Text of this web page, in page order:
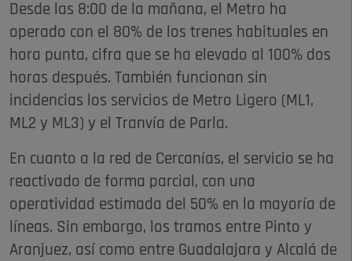
Desde las 8:00 de la mañana, el Metro ha
operado con el 80% de los trenes habituales en
hora punta, cifra que se ha elevado al 100% dos
horas después. También funcionan sin
incidencias los servicios de Metro Ligero (ML1,
ML2 y ML3) y el Tranvía de Parla.
En cuanto a la red de Cercanías, el servicio se ha
reactivado de forma parcial, con una
operatividad estimada del 50% en la mayoría de
líneas. Sin embargo, los tramos entre Pinto y
Aranjuez, así como entre Guadalajara y Alcalá de